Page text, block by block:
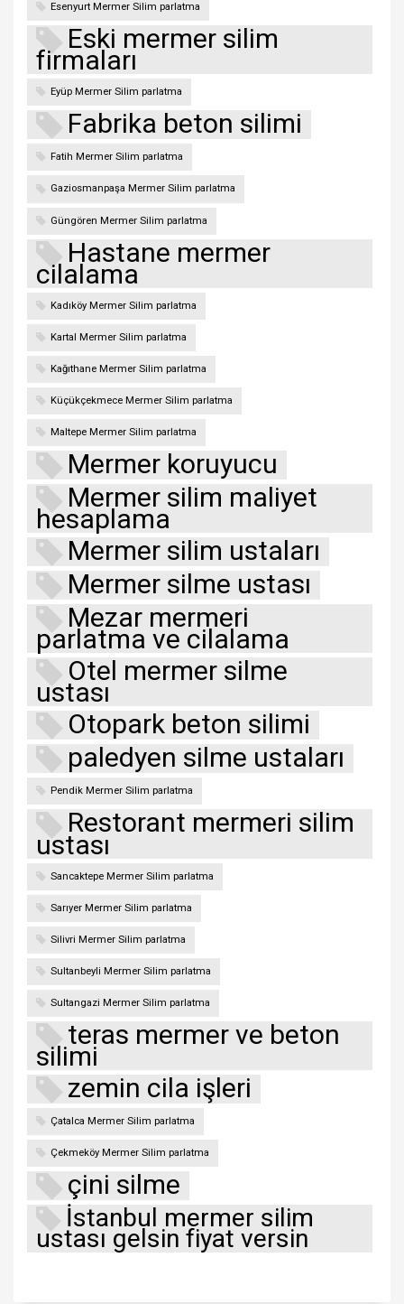
Esenyurt Mermer Silim parlatma
Eski mermer silim
firmaları
Eyüp Mermer Silim parlatma
Fabrika beton silimi
Fatih Mermer Silim parlatma
Gaziosmanpaşa Mermer Silim parlatma
Güngören Mermer Silim parlatma
Hastane mermer
cilalama
Kadıköy Mermer Silim parlatma
Kartal Mermer Silim parlatma
Kağıthane Mermer Silim parlatma
Küçükçekmece Mermer Silim parlatma
Maltepe Mermer Silim parlatma
Mermer koruyucu
Mermer silim maliyet
hesaplama
Mermer silim ustaları
Mermer silme ustası
Mezar mermeri
parlatma ve cilalama
Otel mermer silme
ustası
Otopark beton silimi
paledyen silme ustaları
Pendik Mermer Silim parlatma
Restorant mermeri silim
ustası
Sancaktepe Mermer Silim parlatma
Sarıyer Mermer Silim parlatma
Silivri Mermer Silim parlatma
Sultanbeyli Mermer Silim parlatma
Sultangazi Mermer Silim parlatma
teras mermer ve beton
silimi
zemin cila işleri
Çatalca Mermer Silim parlatma
Çekmeköy Mermer Silim parlatma
çini silme
İstanbul mermer silim
ustası gelsin fiyat versin